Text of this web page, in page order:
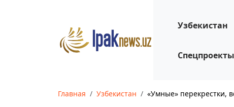
Узбекистан
Спецпроекты
Главная Узбекистан «Умные» перекрестки,